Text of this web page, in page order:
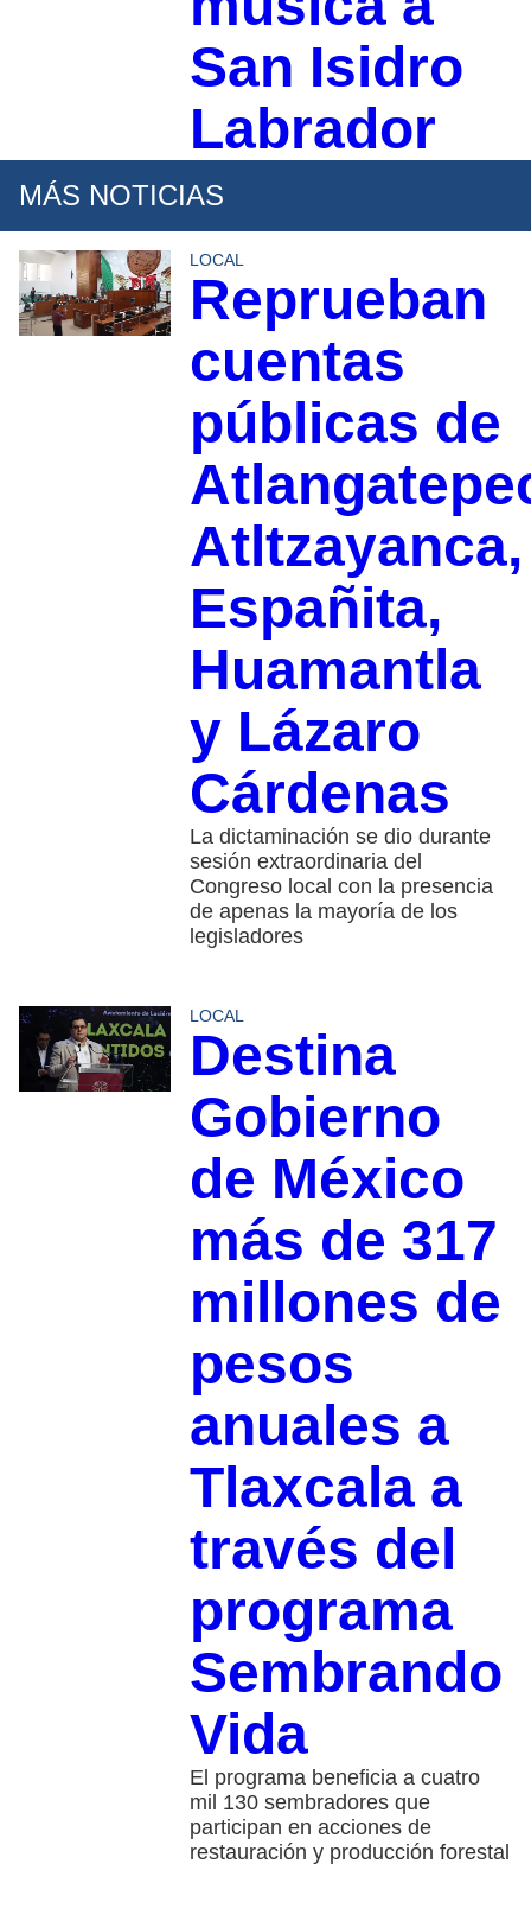
San Isidro
Labrador
MÁS NOTICIAS
LOCAL
Reprueban
cuentas
públicas de
Atltzayanca,
Españita,
Huamantla
y Lázaro
Cárdenas
La dictaminación se dio durante
sesión extraordinaria del
Congreso local con la presencia
de apenas la mayoría de los
legisladores
LOCAL
Destina
Gobierno
de México
más de 317
millones de
pesos
anuales a
Tlaxcala a
través del
programa
Sembrando
Vida
El programa beneficia a cuatro
mil 130 sembradores que
participan en acciones de
restauración y producción forestal